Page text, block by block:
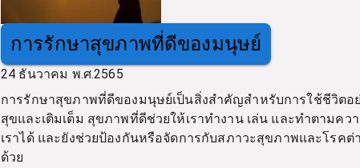
การรักษาสุขภาพที่ดีของมนุษย์
24 ธันวาคม พ.ศ.2565
การรักษาสุขภาพที่ดีของมนุษย์เป็นสิ่งสำคัญสำหรับการใช้ชีวิตอ
สุขและเติมเต็ม สุขภาพที่ดีช่วยให้เราทำงาน เล่น และทำตามคว
เราได้ และยังช่วยป้องกันหรือจัดการกับสภาวะสุขภาพและโรคต่
ด้วย